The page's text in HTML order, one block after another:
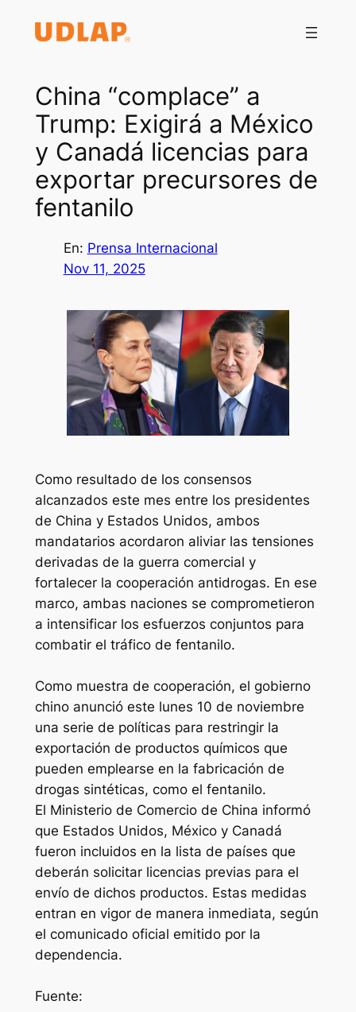
China “complace” a
Trump: Exigirá a México
y Canadá licencias para
exportar precursores de
fentanilo
En: Prensa Internacional
Nov 11, 2025
Como resultado de los consensos
alcanzados este mes entre los presidentes
de China y Estados Unidos, ambos
mandatarios acordaron aliviar las tensiones
derivadas de la guerra comercial y
fortalecer la cooperación antidrogas. En ese
marco, ambas naciones se comprometieron
a intensificar los esfuerzos conjuntos para
combatir el tráfico de fentanilo.
Como muestra de cooperación, el gobierno
chino anunció este lunes 10 de noviembre
una serie de políticas para restringir la
exportación de productos químicos que
pueden emplearse en la fabricación de
drogas sintéticas, como el fentanilo.
El Ministerio de Comercio de China informó
que Estados Unidos, México y Canadá
fueron incluidos en la lista de países que
deberán solicitar licencias previas para el
envío de dichos productos. Estas medidas
entran en vigor de manera inmediata, según
el comunicado oficial emitido por la
dependencia.
Fuente: